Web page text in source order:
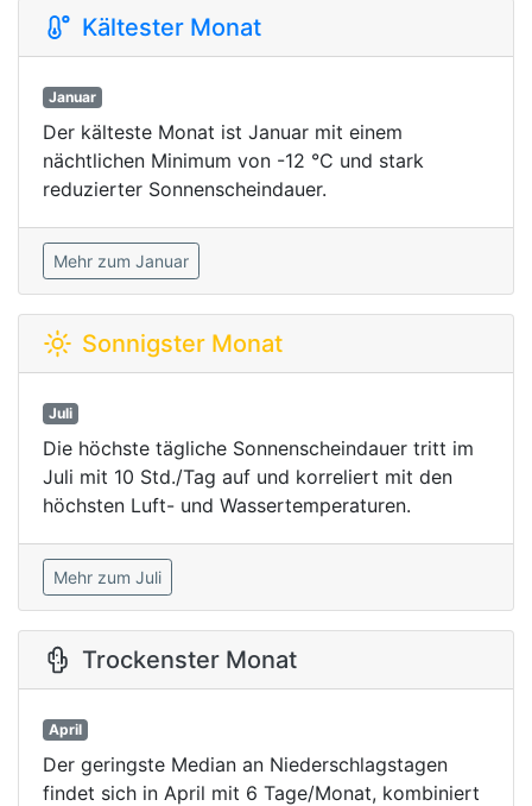
Kältester Monat
Januar
Der kälteste Monat ist Januar mit einem
nächtlichen Minimum von -12 °C und stark
reduzierter Sonnenscheindauer.
Mehr zum Januar
Sonnigster Monat
Juli
Die höchste tägliche Sonnenscheindauer tritt im
Juli mit 10 Std./Tag auf und korreliert mit den
höchsten Luft- und Wassertemperaturen.
Mehr zum Juli
Trockenster Monat
April
Der geringste Median an Niederschlagstagen
findet sich in April mit 6 Tage/Monat, kombiniert